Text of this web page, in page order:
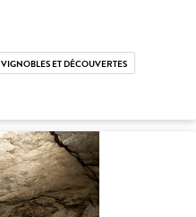
VIGNOBLES ET DÉCOUVERTES